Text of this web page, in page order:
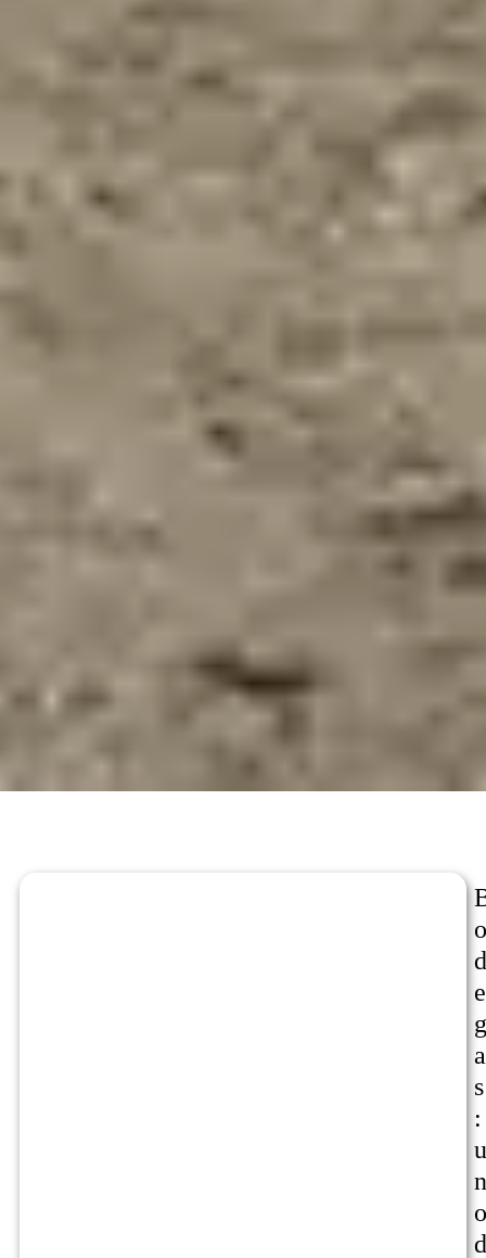
o
d
e
g
a
s
:
u
n
o
d